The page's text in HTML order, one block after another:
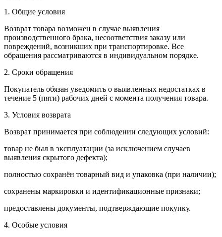
1. Общие условия
Возврат товара возможен в случае выявления
производственного брака, несоответствия заказу или
повреждений, возникших при транспортировке. Все
обращения рассматриваются в индивидуальном порядке.
2. Сроки обращения
Покупатель обязан уведомить о выявленных недостатках в
течение 5 (пяти) рабочих дней с момента получения товара.
3. Условия возврата
Возврат принимается при соблюдении следующих условий:
товар не был в эксплуатации (за исключением случаев
выявления скрытого дефекта);
полностью сохранён товарный вид и упаковка (при наличии);
сохранены маркировки и идентификационные признаки;
предоставлены документы, подтверждающие покупку.
4. Особые условия